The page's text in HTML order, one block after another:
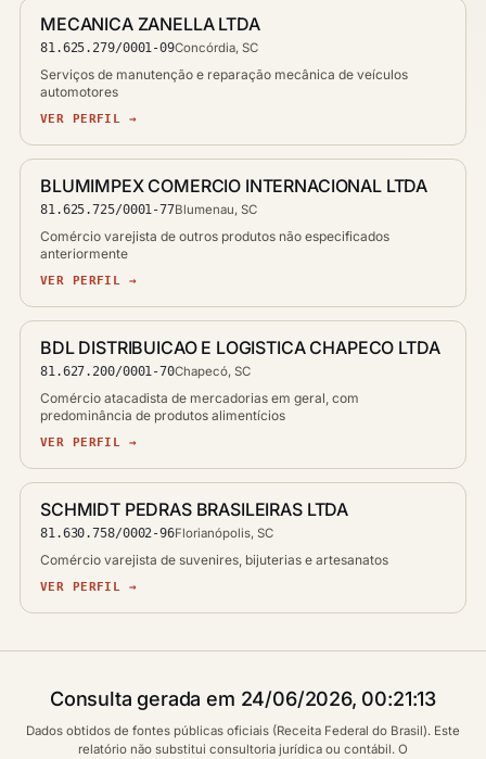
MECANICA ZANELLA LTDA
81.625.279/0001-09Concórdia, SC
Serviços de manutenção e reparação mecânica de veículos
automotores
VER PERFIL →
BLUMIMPEX COMERCIO INTERNACIONAL LTDA
81.625.725/0001-77Blumenau, SC
Comércio varejista de outros produtos não especificados
anteriormente
VER PERFIL →
BDL DISTRIBUICAO E LOGISTICA CHAPECO LTDA
81.627.200/0001-70Chapecó, SC
Comércio atacadista de mercadorias em geral, com
predominância de produtos alimentícios
VER PERFIL →
SCHMIDT PEDRAS BRASILEIRAS LTDA
81.630.758/0002-96Florianópolis, SC
Comércio varejista de suvenires, bijuterias e artesanatos
VER PERFIL →
Consulta gerada em 24/06/2026, 00:21:13
Dados obtidos de fontes públicas oficiais (Receita Federal do Brasil). Este
relatório não substitui consultoria jurídica ou contábil. O